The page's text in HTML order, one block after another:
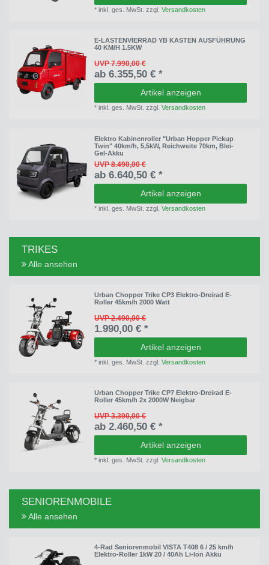
*inkl. ges. MwSt. zzgl.Versandkosten
E-LASTENVIERRAD YB KASTEN AUSFÜHRUNG
40 KM/H 1.5KW
UVP 7.990,00 €
ab 6.355,50 € *
Artikel anzeigen
*inkl. ges. MwSt. zzgl.Versandkosten
Elektro Kabinenroller "Urban Hopper Pickup
Twin" 40km/h, 5,5kW, Reichweite 70km, Blei-
Gel-Akku
UVP 8.490,00 €
ab 6.640,50 € *
Artikel anzeigen
*inkl. ges. MwSt. zzgl.Versandkosten
TRIKES
Alle ansehen
Urban Chopper Trike CP3 Elektro-Dreirad E-
Roller 45km/h 2000 Watt
UVP 2.490,00 €
1.990,00 € *
Artikel anzeigen
*inkl. ges. MwSt. zzgl.Versandkosten
Urban Chopper Trike CP7 Elektro-Dreirad E-
Roller 45km/h 2x 2000W Neigbar
UVP 3.390,00 €
ab 2.460,50 € *
Artikel anzeigen
*inkl. ges. MwSt. zzgl.Versandkosten
SENIORENMOBILE
Alle ansehen
4-Rad Seniorenmobil VISTA T408 6 / 25 km/h
Elektro-Roller 1kW 20 / 40Ah Li-Ion Akku